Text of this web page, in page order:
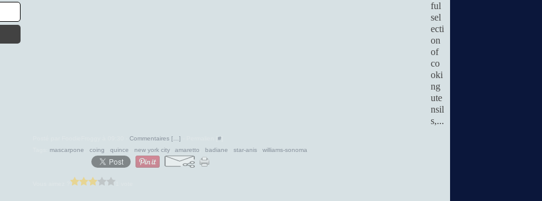
ful
sel
ecti
on
of
co
oki
ng
ute
nsil
s,...
Commentaires [ ] #
mascarpone coing quince new york city, amaretto badiane star-anis williams-sonoma